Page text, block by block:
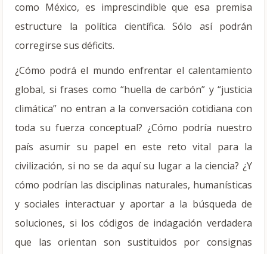
como México, es imprescindible que esa premisa
estructure la política científica. Sólo así podrán
corregirse sus déficits.
¿Cómo podrá el mundo enfrentar el calentamiento
global, si frases como “huella de carbón” y “justicia
climática” no entran a la conversación cotidiana con
toda su fuerza conceptual? ¿Cómo podría nuestro
país asumir su papel en este reto vital para la
civilización, si no se da aquí su lugar a la ciencia? ¿Y
cómo podrían las disciplinas naturales, humanísticas
y sociales interactuar y aportar a la búsqueda de
soluciones, si los códigos de indagación verdadera
que las orientan son sustituidos por consignas